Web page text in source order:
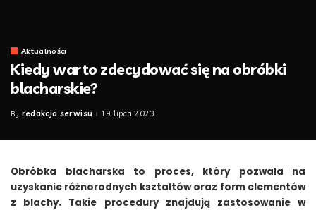
Aktualności
Kiedy warto zdecydować się na obróbki
blacharskie?
Posted
By redakcja serwisu 19 lipca 2023
Obróbka blacharska to proces, który pozwala na
uzyskanie różnorodnych kształtów oraz form elementów
z blachy. Takie procedury znajdują zastosowanie w